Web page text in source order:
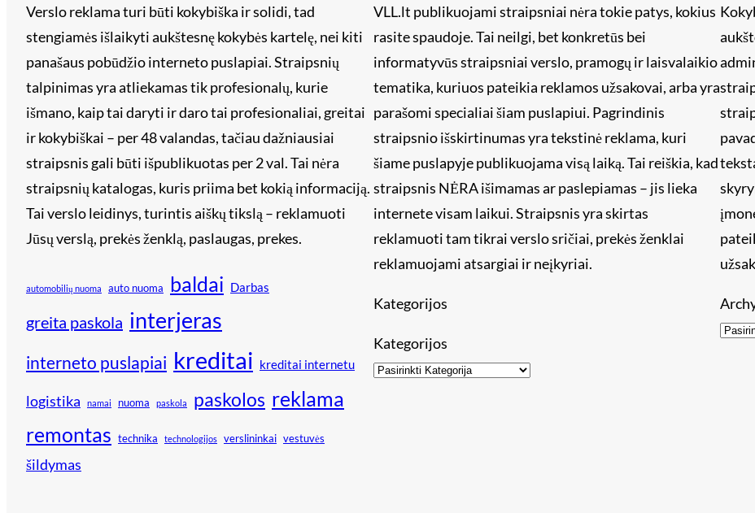
Verslo reklama turi būti kokybiška ir solidi, tad
stengiamės išlaikyti aukštesnę kokybės kartelę, nei kiti
panašaus pobūdžio interneto puslapiai. Straipsnių
talpinimas yra atliekamas tik profesionalų, kurie
išmano, kaip tai daryti ir daro tai profesionaliai, greitai
ir kokybiškai – per 48 valandas, tačiau dažniausiai
straipsnis gali būti išpublikuotas per 2 val. Tai nėra
straipsnių katalogas, kuris priima bet kokią informaciją.
Tai verslo leidinys, turintis aiškų tikslą – reklamuoti
Jūsų verslą, prekės ženklą, paslaugas, prekes.
automobilių nuoma auto nuoma baldai Darbas
greita paskola interjeras
interneto puslapiai kreditai kreditai internetu
logistika namai nuoma paskola paskolos reklama
remontas technika technologijos verslininkai vestuvės
šildymas
VLL.lt publikuojami straipsniai nėra tokie patys, kokius
rasite spaudoje. Tai neilgi, bet konkretūs bei
informatyvūs straipsniai verslo, pramogų ir laisvalaikio
tematika, kuriuos pateikia reklamos užsakovai, arba yra
parašomi specialiai šiam puslapiui. Pagrindinis
straipsnio išskirtinumas yra tekstinė reklama, kuri
šiame puslapyje publikuojama visą laiką. Tai reiškia, kad
straipsnis NĖRA išimamas ar paslepiamas – jis lieka
internete visam laikui. Straipsnis yra skirtas
reklamuoti tam tikrai verslo sričiai, prekės ženklai
reklamuojami atsargiai ir neįkyriai.
Kategorijos
Kategorijos